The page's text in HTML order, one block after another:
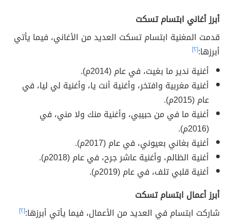
أبرز أغاني ابتسام تسكت
قدمت المغنية ابتسام تسكت العديد من الأغاني، فيما يأتي
أبرزها:[٢]
أغنية ندير ما بغيت، في عام (2014م).
أغنية مغربية وافتخر، وأغنية أنت يا، وأغنية لي ليا، في
عام (2015م).
أغنية ما في من حبيبي، وأغنية منك ولا مني، في
(2016م).
أغنية بغاني بعيوني، في عام (2017م).
أغنية الظالم، وأغنية عاشر جرح، في عام (2018م).
أغنية قلبي تلف، في عام (2019م).
أبرز أعمال ابتسام تسكت
شاركت ابتسام في العديد من الأعمال، فيما يأتي أبرزها:[٢]